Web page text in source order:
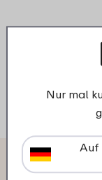
Das
Nur mal
Auf